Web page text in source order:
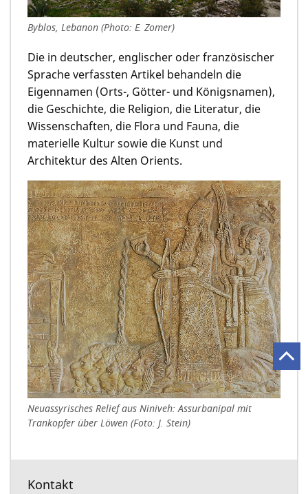
Byblos, Lebanon (Photo: E. Zomer)
Die in deutscher, englischer oder französischer
Sprache verfassten Artikel behandeln die
Eigennamen (Orts-, Götter- und Königsnamen),
die Geschichte, die Religion, die Literatur, die
Wissenschaften, die Flora und Fauna, die
materielle Kultur sowie die Kunst und
Architektur des Alten Orients.
Neuassyrisches Relief aus Niniveh: Assurbanipal mit
Trankopfer über Löwen (Foto: J. Stein)
Kontakt